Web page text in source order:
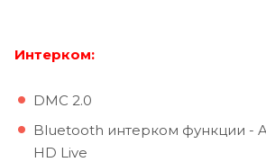
Интерком:
DMC 2.0
Bluetooth интерком функции -
HD Live